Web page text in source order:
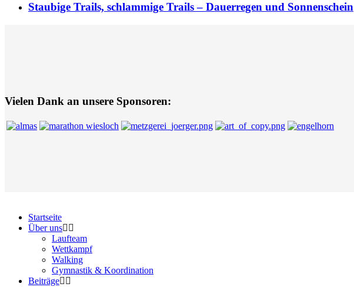
Staubige Trails, schlammige Trails – Dauerregen und Sonnenschein
Vielen Dank an unsere Sponsoren:
Startseite
Über uns
Laufteam
Wettkampf
Walking
Gymnastik & Koordination
Beiträge